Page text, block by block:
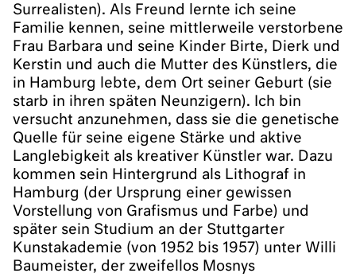
Surrealisten). Als Freund lernte ich seine
Familie kennen, seine mittlerweile verstorbene
Frau Barbara und seine Kinder Birte, Dierk und
Kerstin und auch die Mutter des Künstlers, die
in Hamburg lebte, dem Ort seiner Geburt (sie
starb in ihren späten Neunzigern). Ich bin
versucht anzunehmen, dass sie die genetische
Quelle für seine eigene Stärke und aktive
Langlebigkeit als kreativer Künstler war. Dazu
kommen sein Hintergrund als Lithograf in
Hamburg (der Ursprung einer gewissen
Vorstellung von Grafismus und Farbe) und
später sein Studium an der Stuttgarter
Kunstakademie (von 1952 bis 1957) unter Willi
Baumeister, der zweifellos Mosnys